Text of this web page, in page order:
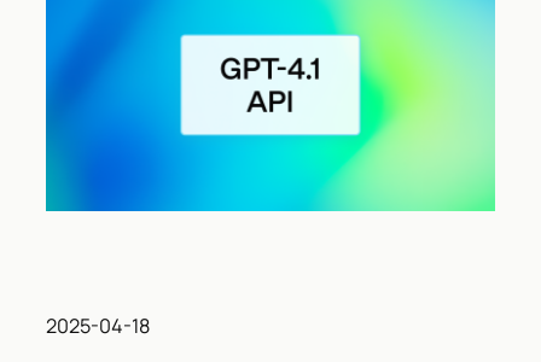
2025-04-18